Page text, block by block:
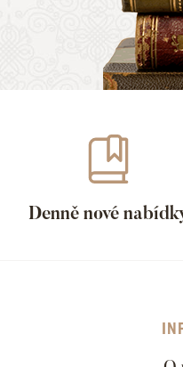
Denně nové